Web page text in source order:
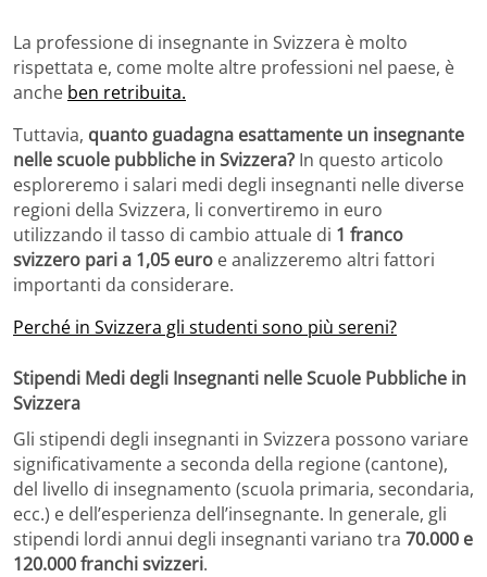
La professione di insegnante in Svizzera è molto
rispettata e, come molte altre professioni nel paese, è
anche ben retribuita.
Tuttavia, quanto guadagna esattamente un insegnante
nelle scuole pubbliche in Svizzera? In questo articolo
esploreremo i salari medi degli insegnanti nelle diverse
regioni della Svizzera, li convertiremo in euro
utilizzando il tasso di cambio attuale di 1 franco
svizzero pari a 1,05 euro e analizzeremo altri fattori
importanti da considerare.
Perché in Svizzera gli studenti sono più sereni?
Stipendi Medi degli Insegnanti nelle Scuole Pubbliche in
Svizzera
Gli stipendi degli insegnanti in Svizzera possono variare
significativamente a seconda della regione (cantone),
del livello di insegnamento (scuola primaria, secondaria,
ecc.) e dell’esperienza dell’insegnante. In generale, gli
stipendi lordi annui degli insegnanti variano tra 70.000 e
120.000 franchi svizzeri.